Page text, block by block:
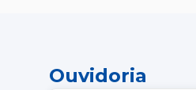
Ouvidoria